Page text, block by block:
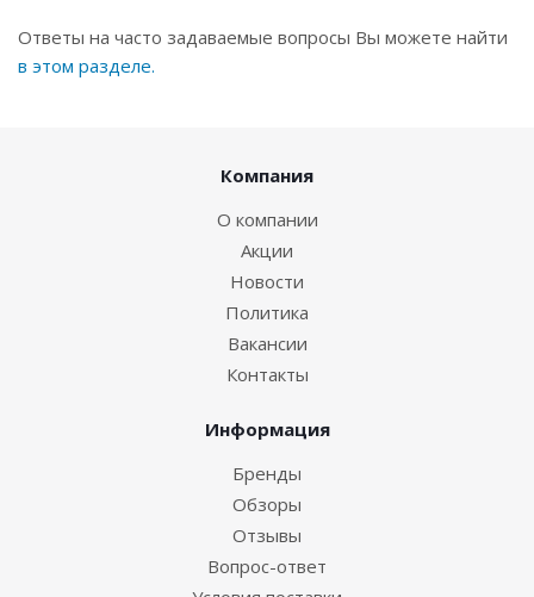
Ответы на часто задаваемые вопросы Вы можете найти
в этом разделе.
Компания
О компании
Акции
Новости
Политика
Вакансии
Контакты
Информация
Бренды
Обзоры
Отзывы
Вопрос-ответ